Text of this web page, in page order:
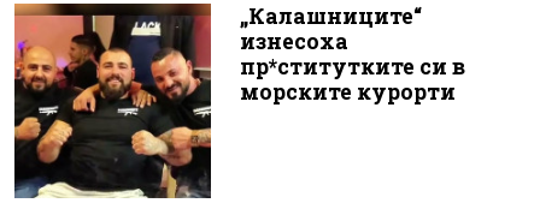
„Калашниците“
изнесоха
пр*ститутките си в
морските курорти